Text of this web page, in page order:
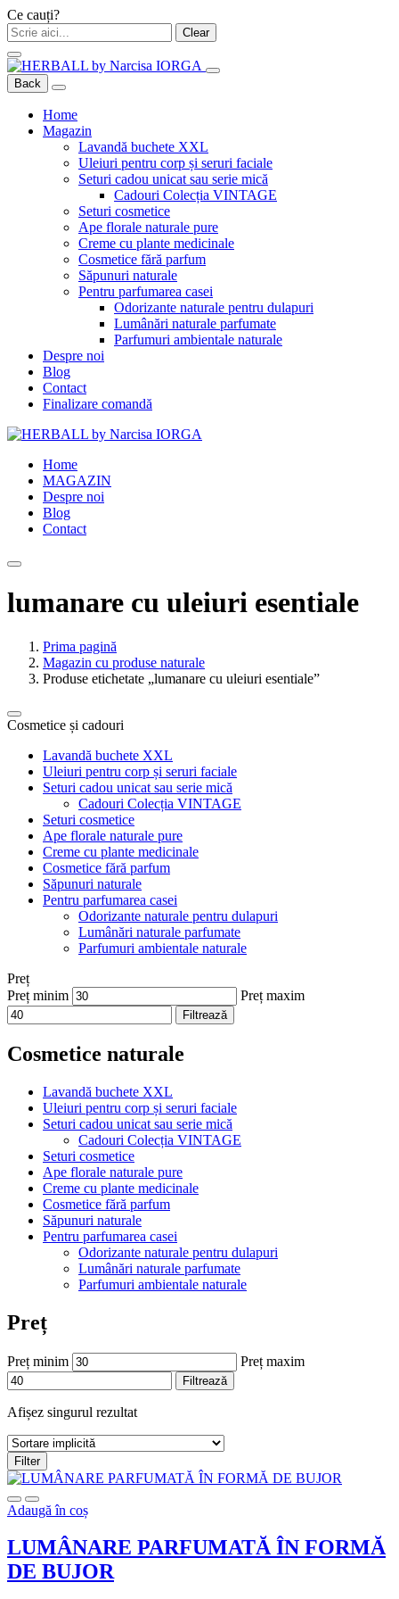
Ce cauți?
Clear
Back
Home
Magazin
Lavandă buchete XXL
Uleiuri pentru corp și seruri faciale
Seturi cadou unicat sau serie mică
Cadouri Colecția VINTAGE
Seturi cosmetice
Ape florale naturale pure
Creme cu plante medicinale
Cosmetice fără parfum
Săpunuri naturale
Pentru parfumarea casei
Odorizante naturale pentru dulapuri
Lumânări naturale parfumate
Parfumuri ambientale naturale
Despre noi
Blog
Contact
Finalizare comandă
Home
MAGAZIN
Despre noi
Blog
Contact
lumanare cu uleiuri esentiale
Prima pagină
Magazin cu produse naturale
Produse etichetate „lumanare cu uleiuri esentiale”
Cosmetice și cadouri
Lavandă buchete XXL
Uleiuri pentru corp și seruri faciale
Seturi cadou unicat sau serie mică
Cadouri Colecția VINTAGE
Seturi cosmetice
Ape florale naturale pure
Creme cu plante medicinale
Cosmetice fără parfum
Săpunuri naturale
Pentru parfumarea casei
Odorizante naturale pentru dulapuri
Lumânări naturale parfumate
Parfumuri ambientale naturale
Preț
Preț minim
Preț maxim
Filtrează
Cosmetice naturale
Lavandă buchete XXL
Uleiuri pentru corp și seruri faciale
Seturi cadou unicat sau serie mică
Cadouri Colecția VINTAGE
Seturi cosmetice
Ape florale naturale pure
Creme cu plante medicinale
Cosmetice fără parfum
Săpunuri naturale
Pentru parfumarea casei
Odorizante naturale pentru dulapuri
Lumânări naturale parfumate
Parfumuri ambientale naturale
Preț
Preț minim Preț maxim
Filtrează
Afișez singurul rezultat
Filter
Adaugă în coș
LUMÂNARE PARFUMATĂ ÎN FORMĂ
DE BUJOR